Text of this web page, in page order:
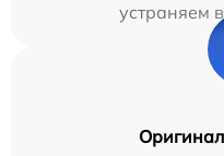
устраняем